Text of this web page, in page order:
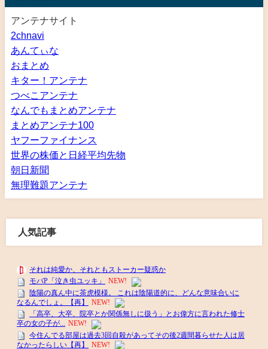
アンテナサイト
2chnavi
あんてぃな
おまとめ
キター！アンテナ
つべこアンテナ
なんでもまとめアンテナ
まとめアンテナ100
ヤフーファイナンス
世界の株価と日経平均先物
朝日新聞
無理難題アンテナ
人気記事